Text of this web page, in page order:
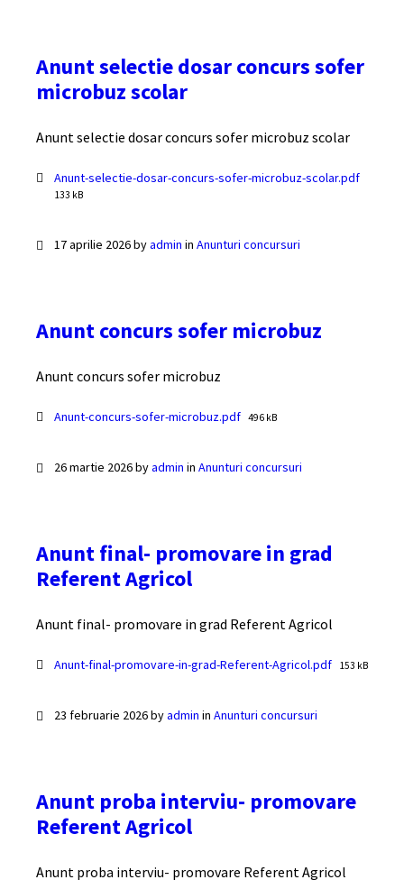
Anunt selectie dosar concurs sofer
microbuz scolar
Anunt selectie dosar concurs sofer microbuz scolar
Documente
Anunt-selectie-dosar-concurs-sofer-microbuz-scolar.pdf
133 kB
17 aprilie 2026byadmin in Anunturi concursuri
Anunt concurs sofer microbuz
Anunt concurs sofer microbuz
Documente
Anunt-concurs-sofer-microbuz.pdf File
496 kB
26 martie 2026byadmin in Anunturi concursuri
Anunt final- promovare in grad
Referent Agricol
Anunt final- promovare in grad Referent Agricol
Documente
Anunt-final-promovare-in-grad-Referent-Agricol.pdf File
153 kB
23 februarie 2026byadmin in Anunturi concursuri
Anunt proba interviu- promovare
Referent Agricol
Anunt proba interviu- promovare Referent Agricol